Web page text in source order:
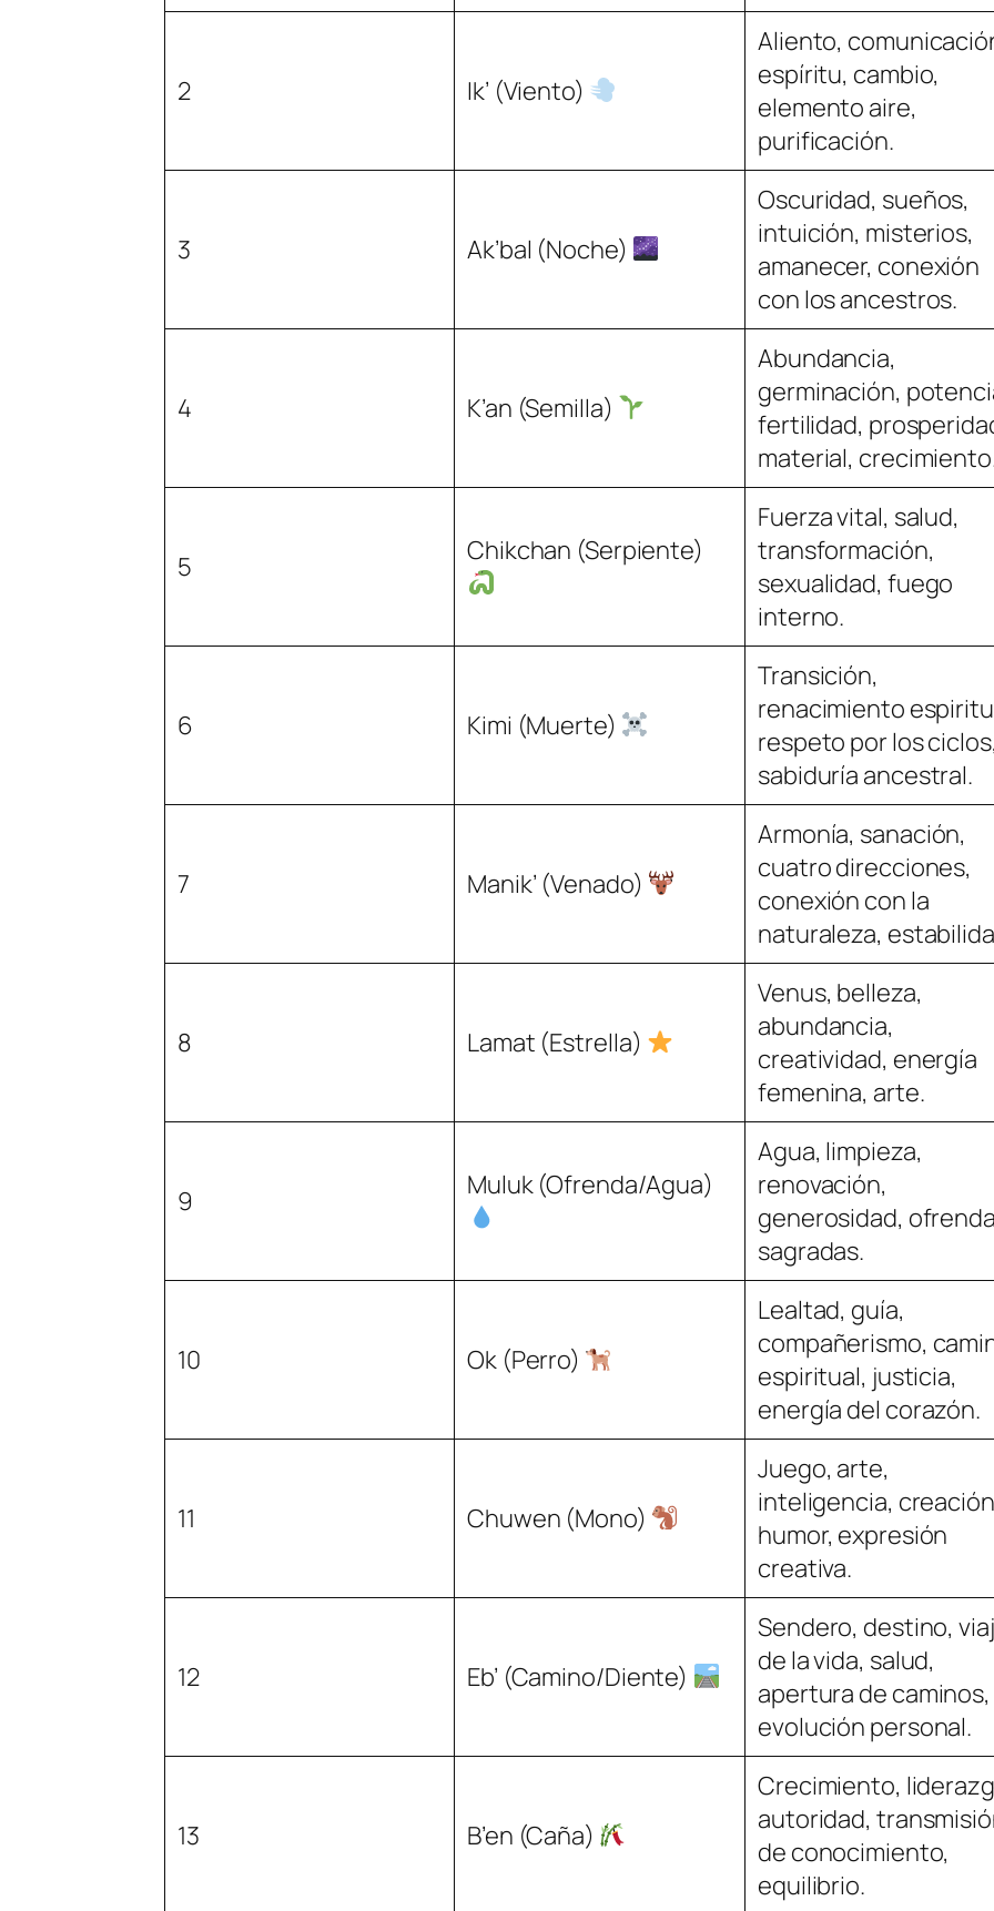
2 Ik’ (Viento)
Aliento,
espíritu, cambio,
elemento aire,
purificación.
3 Ak’bal (Noche)
Oscuridad, sueños,
intuición, misterios,
amanecer, conexión
con los ancestros.
4 K’an (Semilla)
Abundancia,
germinación,
fertilidad,
material,
5 Chikchan (Serpiente)
Fuerza vital, salud,
transformación,
sexualidad, fuego
interno.
6 Kimi (Muerte)
Transición,
renacimiento
respeto por los ciclos,
sabiduría ancestral.
7 Manik’ (Venado)
Armonía, sanación,
cuatro direcciones,
conexión con la
naturaleza,
8 Lamat (Estrella)
Venus, belleza,
abundancia,
creatividad, energía
femenina, arte.
9 Muluk (Ofrenda/Agua)
Agua, limpieza,
renovación,
generosidad,
sagradas.
10 Ok (Perro)
Lealtad, guía,
compañerismo,
espiritual, justicia,
energía del corazón.
11 Chuwen (Mono)
Juego, arte,
inteligencia,
humor, expresión
creativa.
12 Eb’ (Camino/Diente)
Sendero, destino,
de la vida, salud,
apertura de caminos,
evolución personal.
13 B’en (Caña)
Crecimiento,
autoridad,
de conocimiento,
equilibrio.